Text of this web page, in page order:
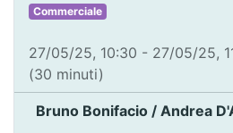
Commerciale
27/05/25, 10:30 - 27/05/25,
(30 minuti)
Bruno Bonifacio / Andrea